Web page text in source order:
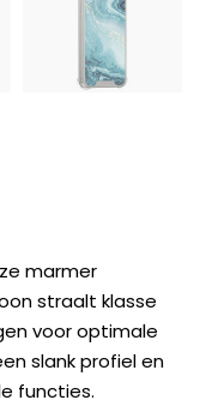
marmer
straalt klasse
voor optimale
slank profiel en
functies.